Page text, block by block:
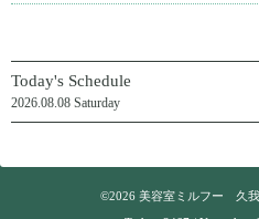
Today's Schedule
2026.08.08 Saturday
©2026 美容室ミルフー 久